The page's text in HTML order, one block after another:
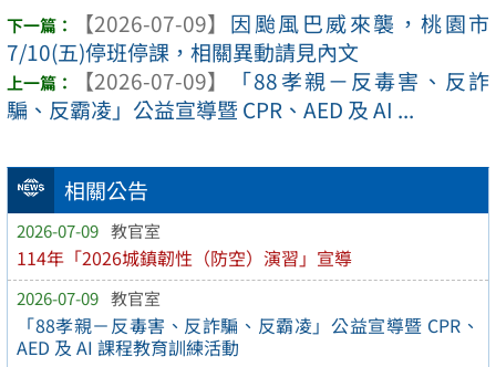
相關公告
2026-07-09 教官室
114年「2026城鎮韌性（防空）演習」宣導
2026-07-09 教官室
「88孝親－反毒害、反詐騙、反霸凌」公益宣導暨 CPR、
AED 及 AI 課程教育訓練活動
【2026-07-09】 因颱風巴威來襲，桃園市
7/10(五)停班停課，相關異動請見內文
【2026-07-09】
「88孝親－反毒害、反詐
騙、反霸凌」公益宣導暨 CPR、AED 及 AI ...